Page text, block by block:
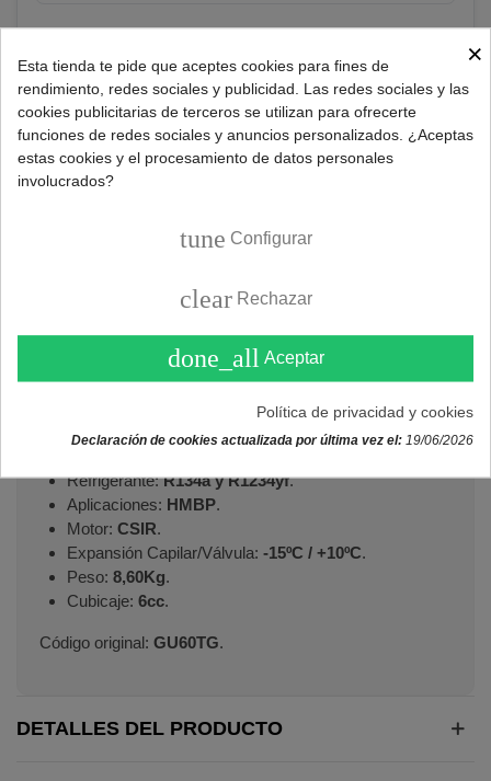
Marca: CUBIGEL
Compresor para frigoríficos modelo GU60TG (HMBP).
Motor compresor para gas refrigerante R134a.
Especificaciones técnicas del compresor:
Refrigerante:R134a y R1234yf.
Aplicaciones: HMBP.
Motor: CSIR.
Expansión Capilar/Válvula: -15ºC / +10ºC.
Peso: 8,60Kg.
Cubicaje: 6cc.
Código original: GU60TG.
DETALLES DEL PRODUCTO
×
Esta tienda te pide que aceptes cookies para fines de
rendimiento, redes sociales y publicidad. Las redes sociales y las
cookies publicitarias de terceros se utilizan para ofrecerte
funciones de redes sociales y anuncios personalizados. ¿Aceptas
estas cookies y el procesamiento de datos personales
involucrados?
tune Configurar
clear Rechazar
done_all Aceptar
Política de privacidad y cookies
Declaración de cookies actualizada por última vez el: 19/06/2026